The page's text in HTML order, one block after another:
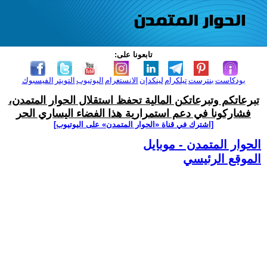
تابعونا على:
الفيسبوك التويتر اليوتيوب الانستغرام لينكدإن تيلكرامبنترست بودكاست
تبرعاتكم وتبرعاتكن المالية تحفظ استقلال الحوار المتمدن،
فشاركونا في دعم استمرارية هذا الفضاء اليساري الحر
[اشترك في قناة ‫«الحوار المتمدن» على اليوتيوب]
الحوار المتمدن - موبايل
الموقع الرئيسي